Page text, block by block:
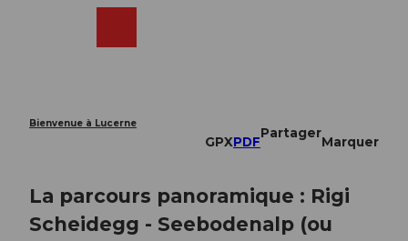
Bienvenue à Lucerne
GPXPDF
Partager
Marquer
La parcours panoramique : Rigi
Scheidegg - Seebodenalp (ou